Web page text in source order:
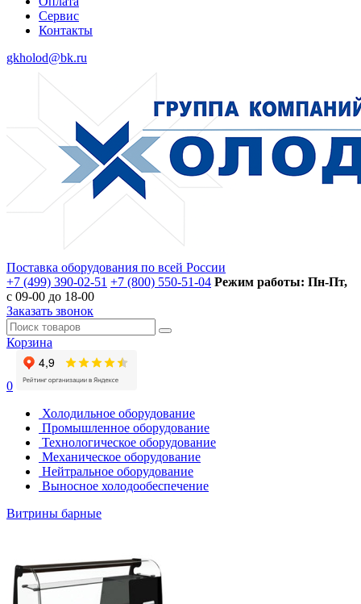
Сервис
Контакты
gkholod@bk.ru
Поставка оборудования по всей России
+7 (499) 390-02-51 +7 (800) 550-51-04 Режим работы: Пн-Пт,
с 09-00 до 18-00
Заказать звонок
Корзина
0
Холодильное оборудование
Промышленное оборудование
Технологическое оборудование
Механическое оборудование
Нейтральное оборудование
Выносное холодообеспечение
Витрины барные